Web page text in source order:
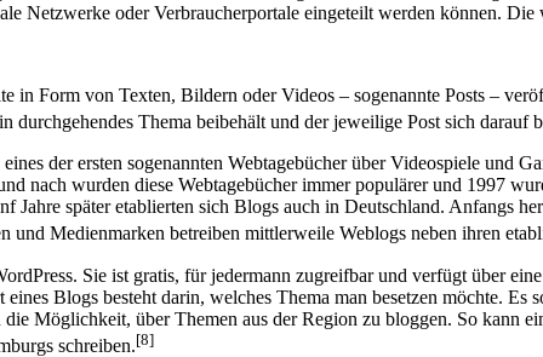
Netzwerke oder Verbraucherportale eingeteilt werden können.
in Form von Texten, Bildern oder Videos – sogenannte Posts –
Thema beibehält und der jeweilige Post sich darauf
der ersten sogenannten Webtagebücher über Videospiele und
nach wurden diese Webtagebücher immer populärer und 1997
später etablierten sich Blogs auch in Deutschland. Anfangs
Medienmarken betreiben mittlerweile Weblogs neben ihren
Sie ist gratis, für jedermann zugreifbar und verfügt über
Blogs besteht darin, welches Thema man besetzen möchte. Es
Möglichkeit, über Themen aus der Region zu bloggen. So kann
schreiben.[8]